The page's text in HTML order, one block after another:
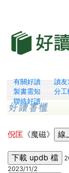
有關好讀 讀
製書需知
分
聯絡好讀
倪匡 《魔磁》
2023/11/2